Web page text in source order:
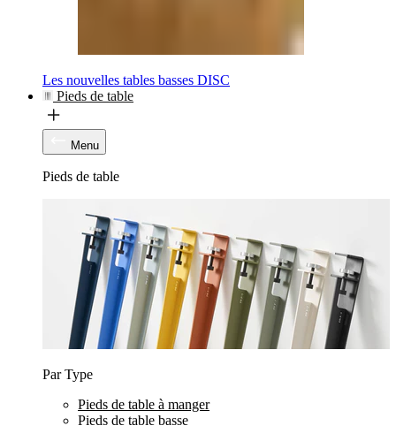
Les nouvelles tables basses DISC
Pieds de table
Menu
Pieds de table
Par Type
Pieds de table à manger
Pieds de table basse